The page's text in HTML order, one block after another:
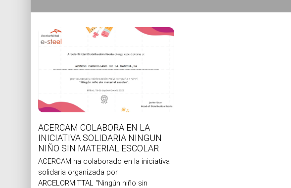
ACERCAM COLABORA EN LA
INICIATIVA SOLIDARIA NINGUN
NIÑO SIN MATERIAL ESCOLAR
ACERCAM ha colaborado en la iniciativa
solidaria organizada por
ARCELORMITTAL “Ningún niño sin